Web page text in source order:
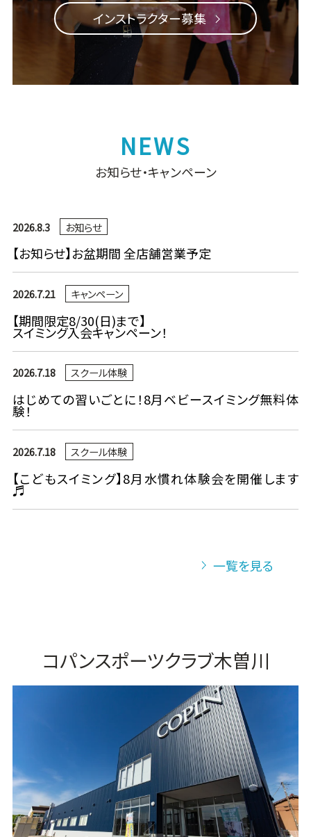
インストラクター募集
お知らせ・キャンペーン
【お知らせ】お盆期間 全店舗営業予定
2026.8.3 お知らせ
【期間限定8/30(日)まで】
スイミング入会キャンペーン！
2026.7.21 キャンペーン
はじめての習いごとに！8月ベビースイミング無料体
験！
2026.7.18 スクール体験
【こどもスイミング】8月水慣れ体験会を開催します
♬
2026.7.18 スクール体験
一覧を見る
コパンスポーツクラブ木曽川